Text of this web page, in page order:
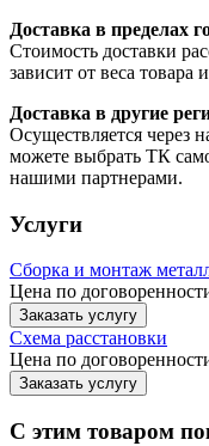
Доставка в пределах
Стоимость доставки
зависит от веса товара
Доставка в другие
Осуществляется через
можете выбрать ТК
нашими партнерами.
Услуги
Сборка и монтаж
Цена по
Заказать услугу
Схема расстановки
Цена по договор
Заказать услугу
С этим товаром